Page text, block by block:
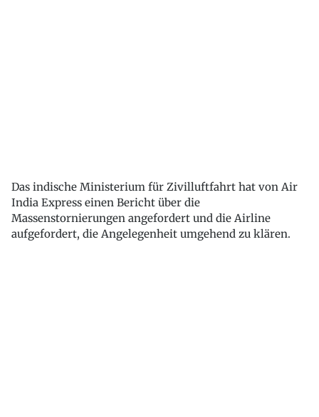
Das indische Ministerium für Zivilluftfahrt hat von Air
India Express einen Bericht über die
Massenstornierungen angefordert und die Airline
aufgefordert, die Angelegenheit umgehend zu klären.